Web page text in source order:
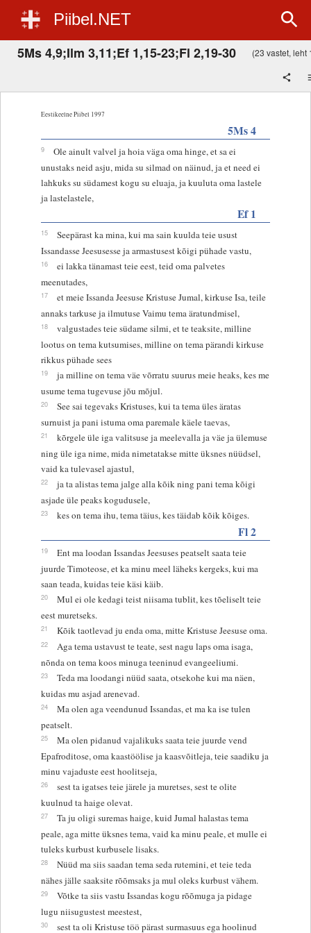
Piibel.NET
5Ms 4,9;Ilm 3,11;Ef 1,15-23;Fl 2,19-30 (23 vastet, leht
Eestikeelne Piibel 1997
5Ms 4
9
Ole ainult valvel ja hoia väga oma hinge, et sa ei
unustaks neid asju, mida su silmad on näinud, ja et need ei
lahkuks su südamest kogu su eluaja, ja kuuluta oma lastele
ja lastelastele,
Ef 1
15
Seepärast ka mina, kui ma sain kuulda teie usust
Issandasse Jeesusesse ja armastusest kõigi pühade vastu,
16
ei lakka tänamast teie eest, teid oma palvetes
meenutades,
17
et meie Issanda Jeesuse Kristuse Jumal, kirkuse Isa, teile
annaks tarkuse ja ilmutuse Vaimu tema äratundmisel,
18
valgustades teie südame silmi, et te teaksite, milline
lootus on tema kutsumises, milline on tema pärandi kirkuse
rikkus pühade sees
19
ja milline on tema väe võrratu suurus meie heaks, kes me
usume tema tugevuse jõu mõjul.
20
See sai tegevaks Kristuses, kui ta tema üles äratas
surnuist ja pani istuma oma paremale käele taevas,
21
kõrgele üle iga valitsuse ja meelevalla ja väe ja ülemuse
ning üle iga nime, mida nimetatakse mitte üksnes nüüdsel,
vaid ka tulevasel ajastul,
22
ja ta alistas tema jalge alla kõik ning pani tema kõigi
asjade üle peaks kogudusele,
23 kes on tema ihu, tema täius, kes täidab kõik kõiges.
Fl 2
19
Ent ma loodan Issandas Jeesuses peatselt saata teie
juurde Timoteose, et ka minu meel läheks kergeks, kui ma
saan teada, kuidas teie käsi käib.
20
Mul ei ole kedagi teist niisama tublit, kes tõeliselt teie
eest muretseks.
21 Kõik taotlevad ju enda oma, mitte Kristuse Jeesuse oma.
22
Aga tema ustavust te teate, sest nagu laps oma isaga,
nõnda on tema koos minuga teeninud evangeeliumi.
23
Teda ma loodangi nüüd saata, otsekohe kui ma näen,
kuidas mu asjad arenevad.
24
Ma olen aga veendunud Issandas, et ma ka ise tulen
peatselt.
25
Ma olen pidanud vajalikuks saata teie juurde vend
Epafroditose, oma kaastöölise ja kaasvõitleja, teie saadiku ja
minu vajaduste eest hoolitseja,
26
sest ta igatses teie järele ja muretses, sest te olite
kuulnud ta haige olevat.
27
Ta ju oligi suremas haige, kuid Jumal halastas tema
peale, aga mitte üksnes tema, vaid ka minu peale, et mulle ei
tuleks kurbust kurbusele lisaks.
28
Nüüd ma siis saadan tema seda rutemini, et teie teda
nähes jälle saaksite rõõmsaks ja mul oleks kurbust vähem.
29
Võtke ta siis vastu Issandas kogu rõõmuga ja pidage
lugu niisugustest meestest,
30 sest ta oli Kristuse töö pärast surmasuus ega hoolinud